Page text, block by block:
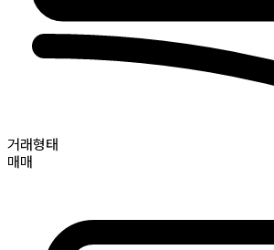
거래형태
매매